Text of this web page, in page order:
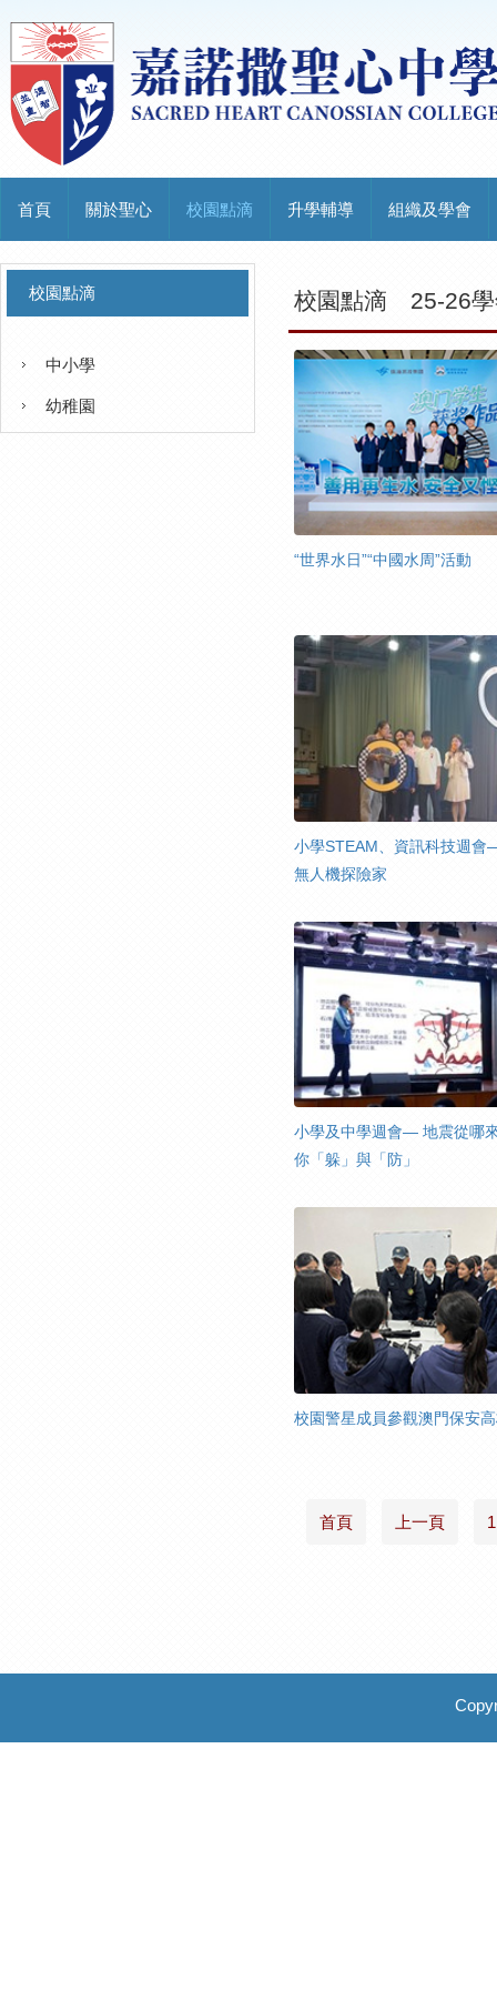
首頁 關於聖心 校園點滴 升學輔導 組織及學會
校園點滴
中小學
幼稚園
校園點滴 25-26
“世界水日”“中國水周”活動
小學STEAM、資訊科技週會
無人機探險家
小學及中學週會— 地震從哪
你「躲」與「防」
校園警星成員參觀澳門保安
首頁 上一頁 1